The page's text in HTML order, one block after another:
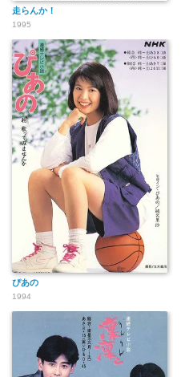
走らんか！
1995
ぴあの
1994